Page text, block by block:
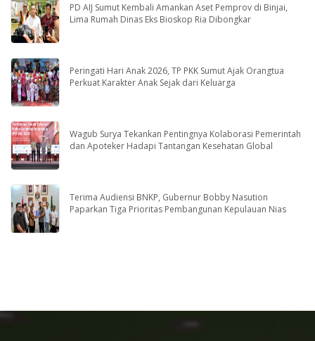
PD AIJ Sumut Kembali Amankan Aset Pemprov di Binjai,
Lima Rumah Dinas Eks Bioskop Ria Dibongkar
Peringati Hari Anak 2026, TP PKK Sumut Ajak Orangtua
Perkuat Karakter Anak Sejak dari Keluarga
Wagub Surya Tekankan Pentingnya Kolaborasi Pemerintah
dan Apoteker Hadapi Tantangan Kesehatan Global
Terima Audiensi BNKP, Gubernur Bobby Nasution
Paparkan Tiga Prioritas Pembangunan Kepulauan Nias